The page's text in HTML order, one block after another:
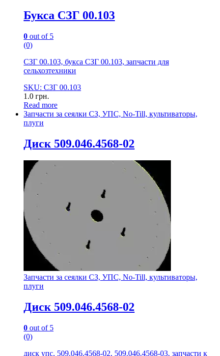
Букса СЗГ 00.103
0 out of 5
(0)
СЗГ 00.103, букса СЗГ 00.103, запчасти для
сельхозтехники
SKU: СЗГ 00.103
1.0 грн.
Read more
Запчасти за сеялки СЗ, УПС, No-Till, культиваторы,
плуги
Диск 509.046.4568-02
Запчасти за сеялки СЗ, УПС, No-Till, культиваторы,
плуги
Диск 509.046.4568-02
0 out of 5
(0)
диск упс, 509.046.4568-02, 509.046.4568-03, запчасти к